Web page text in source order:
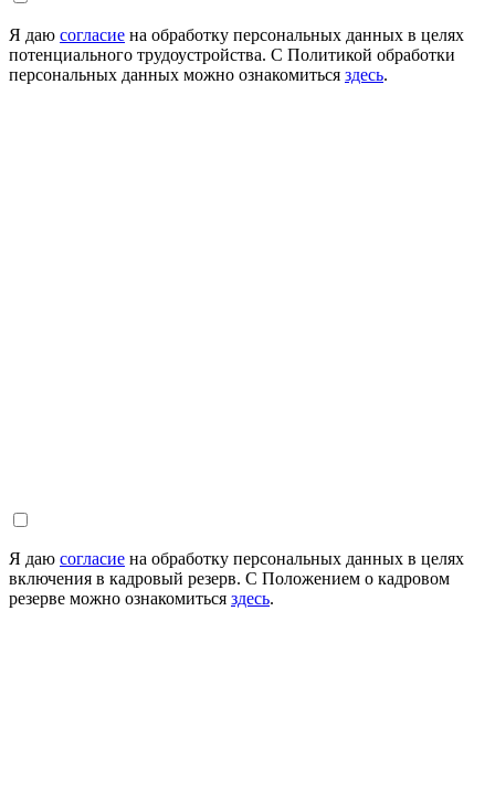
Я даю согласие на обработку персональных данных в целях
потенциального трудоустройства. С Политикой обработки
персональных данных можно ознакомиться здесь.
Я даю согласие на обработку персональных данных в целях
включения в кадровый резерв. С Положением о кадровом
резерве можно ознакомиться здесь.